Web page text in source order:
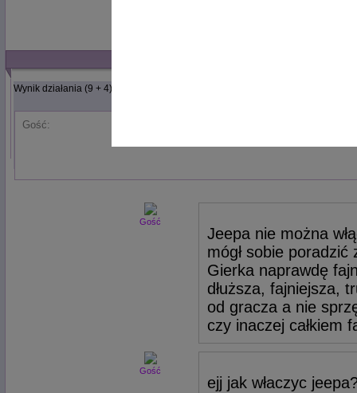
Wynik działania (9 + 4):
Gość:
Gość
Jeepa nie można
mógł sobie
Gierka naprawdę
dłuższa, fajniejsza,
od gracza a nie
czy inaczej całkiem
Gość
ejj jak właczyc